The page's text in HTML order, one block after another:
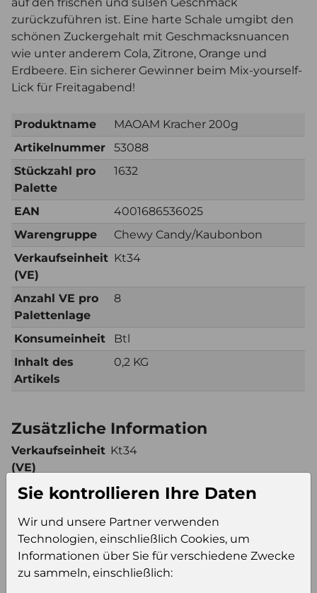
zurückzuführen ist. Eine harte Schale umgibt den
schönen Zuckergehalt mit Geschmacksnuancen
wie unter anderem Cola, Zitrone, Orange und
Erdbeere. Ein sicherer Gewinner beim Mix-yourself-
Lick für Freitagabend!
Produktname
MAOAM Kracher 200g
Artikelnummer
53088
Stückzahl pro
Palette
1632
EAN
4001686536025
Warengruppe
Chewy Candy/Kaubonbon
Verkaufseinheit
(VE)
Kt34
Anzahl VE pro
Palettenlage
8
Konsumeinheit
Btl
Inhalt des
Artikels
0,2 KG
Zusätzliche Information
Verkaufseinheit
(VE)
Kt34
Verkaufseinheit 48
Konsumeinheit Btl
Stückzahl pro
Palette
1632
Sie kontrollieren Ihre Daten
Wir und unsere Partner verwenden
Technologien, einschließlich Cookies, um
Informationen über Sie für verschiedene Zwecke
zu sammeln, einschließlich: